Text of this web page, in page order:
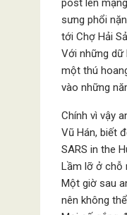
post lên
sưng phổi
tới Chợ Hải
Với những dữ
một thú
vào những
Chính vì vậy
Vũ Hán, biết
SARS in the
Lầm lỡ ở chỗ
Một giờ sau
nên không